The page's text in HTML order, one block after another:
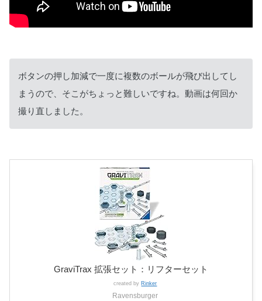
ボタンの押し加減で一度に複数のボールが飛び出してし
まうので、そこがちょっと難しいですね。動画は何回か
撮り直しました。
GraviTrax 拡張セット：リフターセット
created by Rinker
Ravensburger